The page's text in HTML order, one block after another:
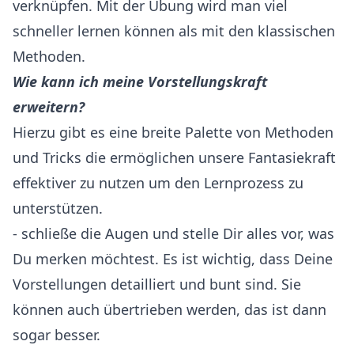
verknüpfen. Mit der Übung wird man viel
schneller lernen können als mit den klassischen
Methoden.
Wie kann ich meine Vorstellungskraft
erweitern?
Hierzu gibt es eine breite Palette von Methoden
und Tricks die ermöglichen unsere Fantasiekraft
effektiver zu nutzen um den Lernprozess zu
unterstützen.
- schließe die Augen und stelle Dir alles vor, was
Du merken möchtest. Es ist wichtig, dass Deine
Vorstellungen detailliert und bunt sind. Sie
können auch übertrieben werden, das ist dann
sogar besser.